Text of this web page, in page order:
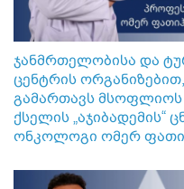
ჯანმრთელობისა და
ცენტრის
გამართავს მსოფლიოს
ქსელის „აჯიბადემის“
ონკოლოგი ომერ